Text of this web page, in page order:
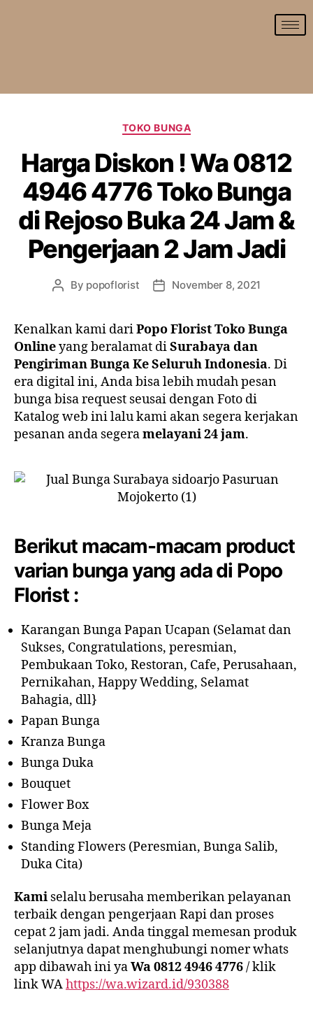
TOKO BUNGA
Harga Diskon ! Wa 0812
4946 4776 Toko Bunga
di Rejoso Buka 24 Jam &
Pengerjaan 2 Jam Jadi
By popoflorist November 8, 2021
Kenalkan kami dariPopo Florist Toko Bunga
Onlineyang beralamat diSurabaya dan
Pengiriman Bunga Ke Seluruh Indonesia. Di
era digital ini, Anda bisa lebih mudah pesan
bunga bisa request seusai dengan Foto di
Katalog web ini lalu kami akan segera kerjakan
pesanan anda segeramelayani 24 jam.
Berikut macam-macam product
varian bunga yang ada di Popo
Florist :
Karangan Bunga Papan Ucapan (Selamat dan
Sukses, Congratulations, peresmian,
Pembukaan Toko, Restoran, Cafe, Perusahaan,
Pernikahan, Happy Wedding, Selamat
Bahagia, dll}
Papan Bunga
Kranza Bunga
Bunga Duka
Bouquet
Flower Box
Bunga Meja
Standing Flowers (Peresmian, Bunga Salib,
Duka Cita)
Kami selalu berusaha memberikan pelayanan
terbaik dengan pengerjaan Rapi dan proses
cepat 2 jam jadi. Anda tinggal memesan produk
selanjutnya dapat menghubungi nomer whats
app dibawah ini yaWa 0812 4946 4776/ klik
link WAhttps://wa.wizard.id/930388